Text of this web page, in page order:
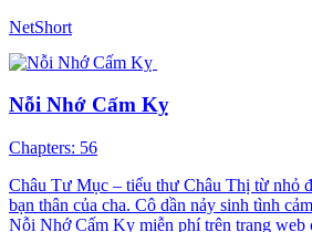
NetShort
Nỗi Nhớ Cấm Kỵ
Chapters: 56
Châu Tư Mục – tiểu thư Châu Thị từ nhỏ
bạn thân của cha. Cô dần nảy sinh tình
Nỗi Nhớ Cấm Kỵ miễn phí trên trang web